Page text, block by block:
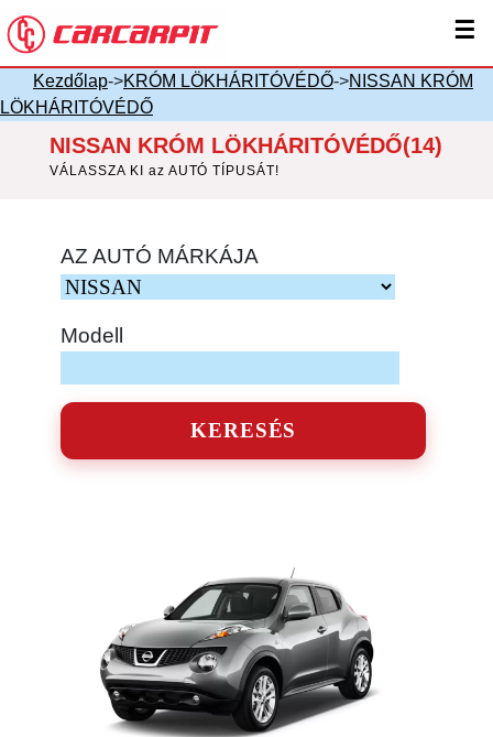
☰
Kezdőlap->KRÓM LÖKHÁRITÓVÉDŐ->NISSAN KRÓM
LÖKHÁRITÓVÉDŐ
NISSAN KRÓM LÖKHÁRITÓVÉDŐ(14)
VÁLASSZA KI az AUTÓ TÍPUSÁT!
AZ AUTÓ MÁRKÁJA
Modell
KERESÉS